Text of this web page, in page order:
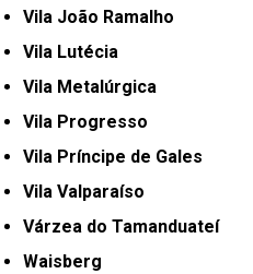
Vila João Ramalho
Vila Lutécia
Vila Metalúrgica
Vila Progresso
Vila Príncipe de Gales
Vila Valparaíso
Várzea do Tamanduateí
Waisberg